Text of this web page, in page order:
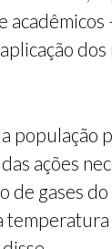
acadêmicos
população
ações
de gases
temperatura